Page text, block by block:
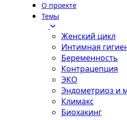
О проекте
Темы
Женский цикл
Интимная
Беременность
Контрацепция
ЭКО
Эндометриоз и
Климакс
Биохакинг